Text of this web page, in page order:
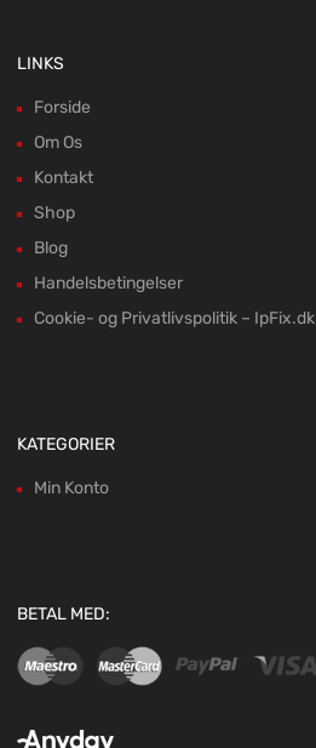
LINKS
Forside
Om Os
Kontakt
Shop
Blog
Handelsbetingelser
Cookie- og Privatlivspolitik – IpFix.dk
KATEGORIER
Min Konto
BETAL MED: